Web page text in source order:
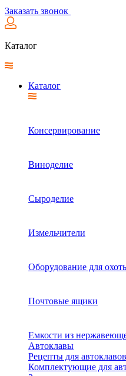
Заказать звонок
Каталог
Каталог
Консервирование
Виноделие
Сыроделие
Измельчители
Оборудование для
Почтовые ящики
Емкости из
Автоклавы
Рецепты для автоклавов
Комплектующие для